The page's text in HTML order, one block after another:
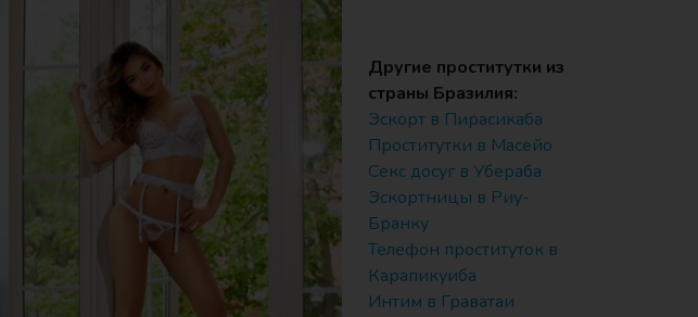
Другие проститутки из
страны Бразилия:
Эскорт в Пирасикаба
Проститутки в Масейо
Секс досуг в Убераба
Эскортницы в Риу-
Бранку
Телефон проституток в
Карапикуиба
Интим в Граватаи